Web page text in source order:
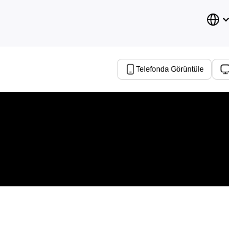
Telefonda Görüntüle